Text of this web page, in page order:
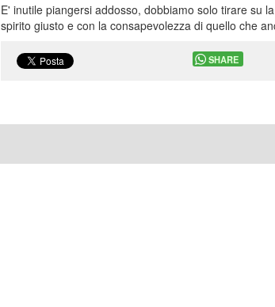
E' inutile piangersi addosso, dobbiamo solo tirare su
spirito giusto e con la consapevolezza di quello che
SHARE